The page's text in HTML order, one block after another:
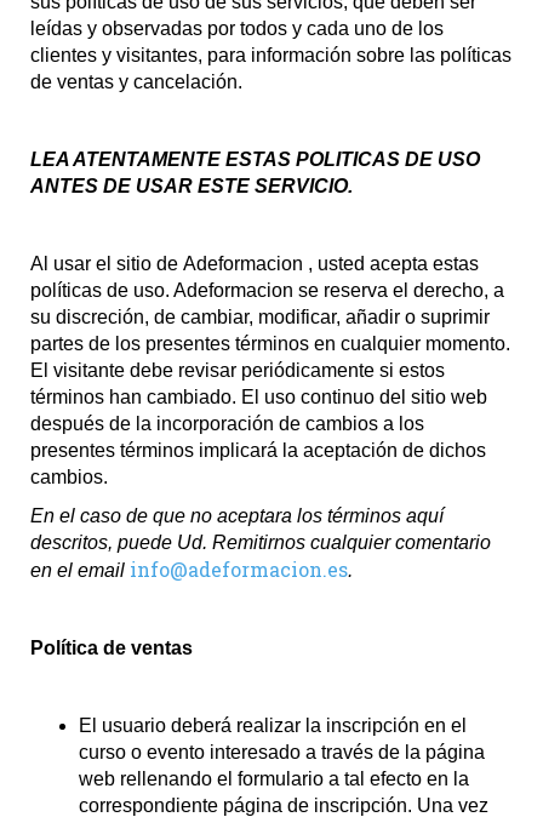
leídas y observadas por todos y cada uno de los
clientes y visitantes, para información sobre las políticas
de ventas y cancelación.
LEA ATENTAMENTE ESTAS POLITICAS DE USO
ANTES DE USAR ESTE SERVICIO.
Al usar el sitio de Adeformacion , usted acepta estas
políticas de uso. Adeformacion se reserva el derecho, a
su discreción, de cambiar, modificar, añadir o suprimir
partes de los presentes términos en cualquier momento.
El visitante debe revisar periódicamente si estos
términos han cambiado. El uso continuo del sitio web
después de la incorporación de cambios a los
presentes términos implicará la aceptación de dichos
cambios.
En el caso de que no aceptara los términos aquí
descritos, puede Ud. Remitirnos cualquier comentario
en el email info@adeformacion.es.
Política de ventas
El usuario deberá realizar la inscripción en el
curso o evento interesado a través de la página
web rellenando el formulario a tal efecto en la
correspondiente página de inscripción. Una vez